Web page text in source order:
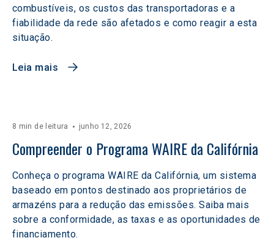
combustíveis, os custos das transportadoras e a
fiabilidade da rede são afetados e como reagir a esta
situação.
Leia mais
8 min de leitura junho 12, 2026
Compreender o Programa WAIRE da Califórnia
Conheça o programa WAIRE da Califórnia, um sistema
baseado em pontos destinado aos proprietários de
armazéns para a redução das emissões. Saiba mais
sobre a conformidade, as taxas e as oportunidades de
financiamento.